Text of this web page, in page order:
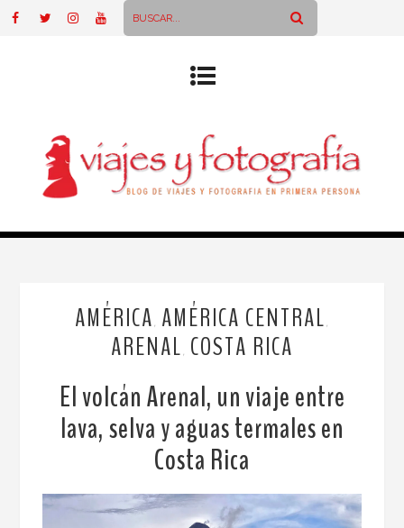
AMÉRICA AMÉRICA CENTRAL
ARENAL COSTA RICA
El volcán Arenal, un viaje entre
lava, selva y aguas termales en
Costa Rica